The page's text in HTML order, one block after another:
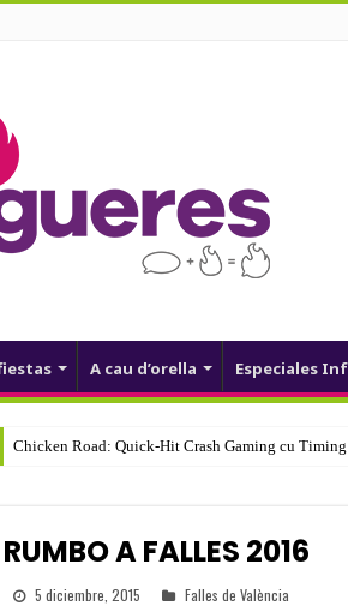
A cau d’orella Especiales
Chicken Road: Quick‑Hit Crash Gaming cu
A FALLES 2016
5 diciembre, 2015 Falles de València